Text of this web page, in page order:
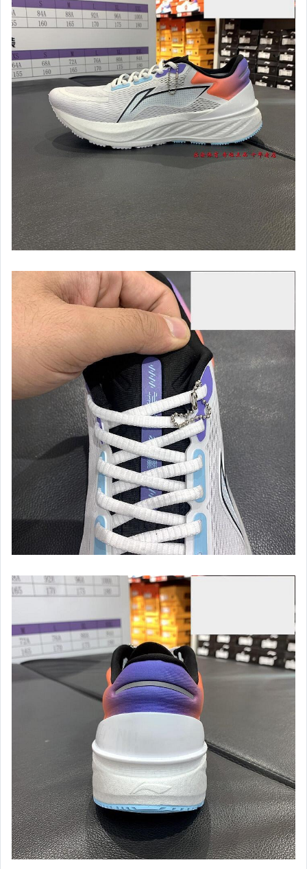
玩具、模型與公仔
女裝與服飾配件
偶像、球員卡與郵幣
手錶與飾品配件
女包精品與女鞋
家電與影音視聽